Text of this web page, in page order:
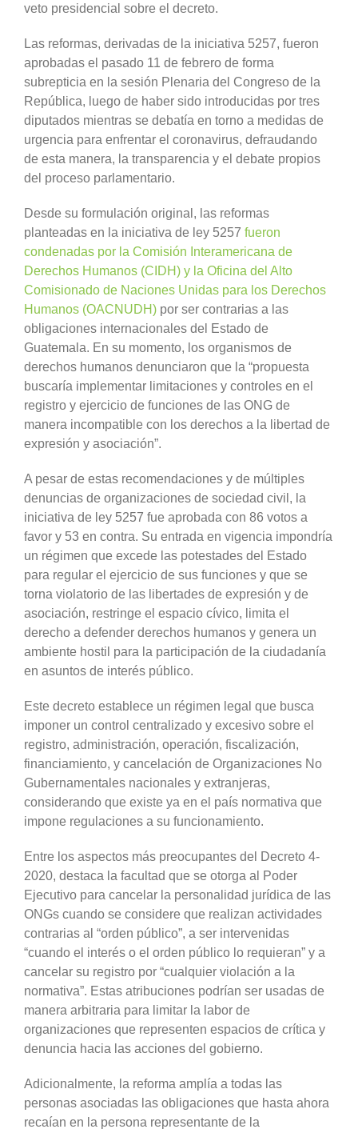
veto presidencial sobre el decreto.
Las reformas, derivadas de la iniciativa 5257, fueron
aprobadas el pasado 11 de febrero de forma
subrepticia en la sesión Plenaria del Congreso de la
República, luego de haber sido introducidas por tres
diputados mientras se debatía en torno a medidas de
urgencia para enfrentar el coronavirus, defraudando
de esta manera, la transparencia y el debate propios
del proceso parlamentario.
Desde su formulación original, las reformas
planteadas en la iniciativa de ley 5257 fueron
condenadas por la Comisión Interamericana de
Derechos Humanos (CIDH) y la Oficina del Alto
Comisionado de Naciones Unidas para los Derechos
Humanos (OACNUDH) por ser contrarias a las
obligaciones internacionales del Estado de
Guatemala. En su momento, los organismos de
derechos humanos denunciaron que la “propuesta
buscaría implementar limitaciones y controles en el
registro y ejercicio de funciones de las ONG de
manera incompatible con los derechos a la libertad de
expresión y asociación”.
A pesar de estas recomendaciones y de múltiples
denuncias de organizaciones de sociedad civil, la
iniciativa de ley 5257 fue aprobada con 86 votos a
favor y 53 en contra. Su entrada en vigencia impondría
un régimen que excede las potestades del Estado
para regular el ejercicio de sus funciones y que se
torna violatorio de las libertades de expresión y de
asociación, restringe el espacio cívico, limita el
derecho a defender derechos humanos y genera un
ambiente hostil para la participación de la ciudadanía
en asuntos de interés público.
Este decreto establece un régimen legal que busca
imponer un control centralizado y excesivo sobre el
registro, administración, operación, fiscalización,
financiamiento, y cancelación de Organizaciones No
Gubernamentales nacionales y extranjeras,
considerando que existe ya en el país normativa que
impone regulaciones a su funcionamiento.
Entre los aspectos más preocupantes del Decreto 4-
2020, destaca la facultad que se otorga al Poder
Ejecutivo para cancelar la personalidad jurídica de las
ONGs cuando se considere que realizan actividades
contrarias al “orden público”, a ser intervenidas
“cuando el interés o el orden público lo requieran” y a
cancelar su registro por “cualquier violación a la
normativa”. Estas atribuciones podrían ser usadas de
manera arbitraria para limitar la labor de
organizaciones que representen espacios de crítica y
denuncia hacia las acciones del gobierno.
Adicionalmente, la reforma amplía a todas las
personas asociadas las obligaciones que hasta ahora
recaían en la persona representante de la